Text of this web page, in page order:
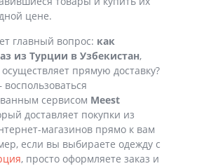
цене.
главный вопрос: как
из Турции в Узбекистан,
прямую доставку?
сервисом Meest
доставляет покупки из
магазинов прямо к вам
если вы выбираете одежду с
, просто оформляете заказ и